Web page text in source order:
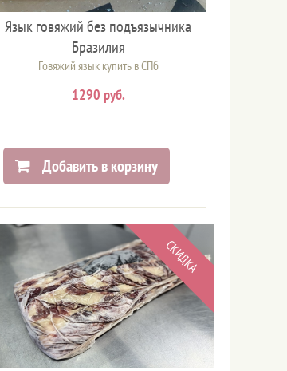
Язык говяжий без подъязычника
Бразилия
Говяжий язык купить в СПб
1290 руб.
Добавить в корзину
СКИДКА